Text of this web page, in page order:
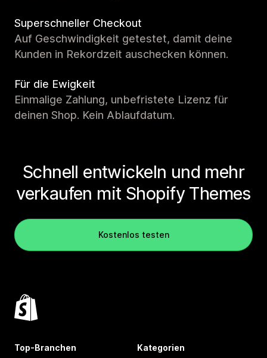
Superschneller Checkout
Auf Geschwindigkeit getestet, damit deine
Kunden in Rekordzeit auschecken können.
Für die Ewigkeit
Einmalige Zahlung, unbefristete Lizenz für
deinen Shop. Kein Ablaufdatum.
Schnell entwickeln und mehr
verkaufen mit Shopify Themes
Kostenlos testen
Top-Branchen Kategorien